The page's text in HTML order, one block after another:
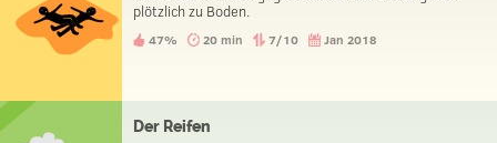
plötzlich zu Boden.
47% 20 min 7/10 Jan 2018
Der Reifen